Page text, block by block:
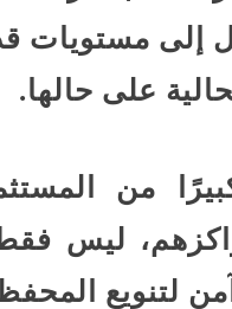
على حالها.
من
ليس
لتنويع